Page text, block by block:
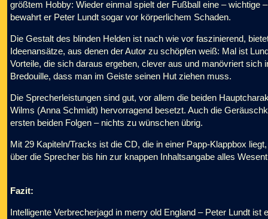
größtem Hobby: Wieder einmal spielt der Fußball eine – wichtige
bewahrt er Peter Lundt sogar vor körperlichem Schaden.
Die Gestalt des blinden Helden ist nach wie vor faszinierend,
Ideenansätze, aus denen der Autor zu schöpfen weiß: Mal ist
Vorteile, die sich daraus ergeben, clever aus und manövriert
Bredouille, dass man im Geiste seinen Hut ziehen muss.
Die Sprecherleistungen sind gut, vor allem die beiden
Wilms (Anna Schmidt) hervorragend besetzt. Auch die
ersten beiden Folgen – nichts zu wünschen übrig.
Mit 29 Kapiteln/Tracks ist die CD, die in einer Papp-Klappbox
über die Sprecher bis hin zur knappen Inhaltsangabe alles
Fazit:
Intelligente Verbrecherjagd in merry old England – Peter Lundt